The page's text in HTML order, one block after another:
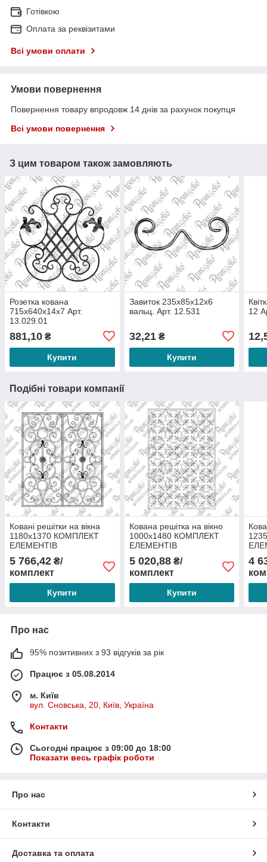
Готівкою
Оплата за реквізитами
Всі умови оплати
Умови повернення
Повернення товару впродовж 14 днів за рахунок покупця
Всі умови повернення
З цим товаром також замовляють
Розетка кована
715х640х14х7 Арт.
13.029.01
881,10 ₴
Купити
Завиток 235х85х12х6
вальц. Арт. 12.531
32,21₴
Купити
12
Подібні товари компанії
Ковані решітки на вікна
1180х1370 КОМПЛЕКТ
ЕЛЕМЕНТІВ
5 766,42 ₴/
комплект
Купити
Кована решітка на вікно
1000х1480 КОМПЛЕКТ
ЕЛЕМЕНТІВ
5 020,88₴/
комплект
Купити
4
Про нас
95% позитивних з 93 відгуків за рік
Працює з 05.08.2014
м. Київ
вул. Сновська, 20, Київ, Україна
Контакти
Сьогодні працює з 09:00 до 18:00
Показати весь графік роботи
Про нас
Контакти
Доставка та оплата